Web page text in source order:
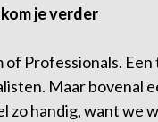
je verder
of Professionals.
Maar bovenal
zo handig, want we